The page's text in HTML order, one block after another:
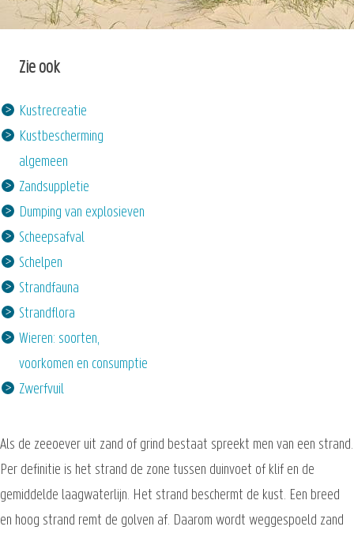
Zie ook
Kustrecreatie
Kustbescherming
algemeen
Zandsuppletie
Dumping van explosieven
Scheepsafval
Schelpen
Strandfauna
Strandflora
Wieren: soorten,
voorkomen en consumptie
Zwerfvuil
Als de zeeoever uit zand of grind bestaat spreekt men van een strand.
Per definitie is het strand de zone tussen duinvoet of klif en de
gemiddelde laagwaterlijn. Het strand beschermt de kust. Een breed
en hoog strand remt de golven af. Daarom wordt weggespoeld zand